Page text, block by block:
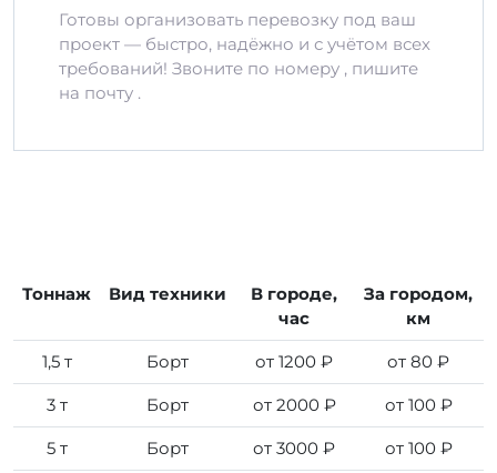
Готовы организовать перевозку под ваш
проект — быстро, надёжно и с учётом всех
требований! Звоните по номеру , пишите
на почту .
Тоннаж Вид техники
В городе,
час
За городом,
км
1,5 т Борт от 1200 ₽ от 80 ₽
3 т Борт от 2000 ₽ от 100 ₽
5 т Борт от 3000 ₽ от 100 ₽